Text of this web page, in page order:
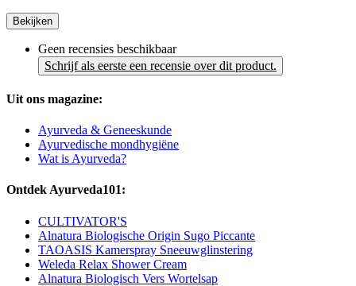
Bekijken
Geen recensies beschikbaar
Schrijf als eerste een recensie over dit product.
Uit ons magazine:
Ayurveda & Geneeskunde
Ayurvedische mondhygiëne
Wat is Ayurveda?
Ontdek Ayurveda101:
CULTIVATOR'S
Alnatura Biologische Origin Sugo Piccante
TAOASIS Kamerspray Sneeuwglinstering
Weleda Relax Shower Cream
Alnatura Biologisch Vers Wortelsap